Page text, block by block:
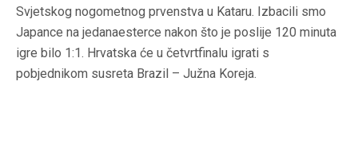
Svjetskog nogometnog prvenstva u Kataru. Izbacili smo
Japance na jedanaesterce nakon što je poslije 120 minuta
igre bilo 1:1. Hrvatska će u četvrtfinalu igrati s
pobjednikom susreta Brazil – Južna Koreja.